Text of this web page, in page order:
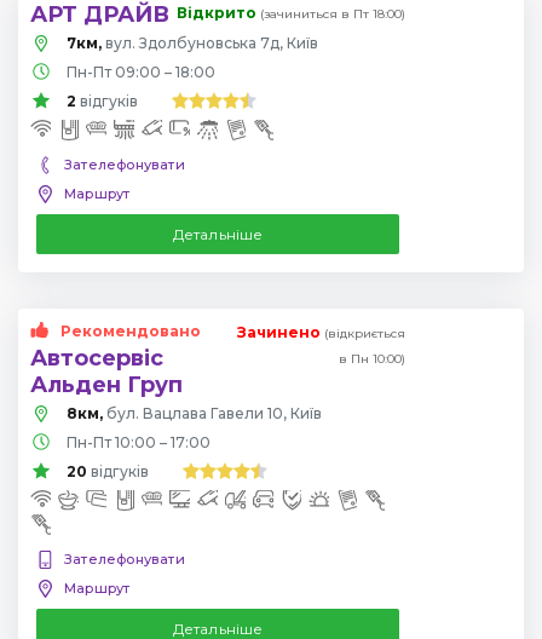
АРТ ДРАЙВ Відкрито (зачиниться в Пт 18:00)
7км, вул. Здолбуновська 7д, Київ
Пн-Пт 09:00 – 18:00
2 відгуків
Зателефонувати
Маршрут
Детальніше
Рекомендовано
Автосервіс
Альден Груп
Зачинено (відкриється
в Пн 10:00)
8км, бул. Вацлава Гавели 10, Київ
Пн-Пт 10:00 – 17:00
20 відгуків
Зателефонувати
Маршрут
Детальніше